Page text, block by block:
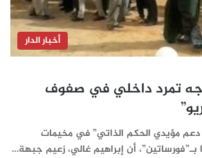
أخبار الدار
تمرد داخلي في صفوف
دعم مؤيدي الحكم الذاتي” في مخيمات
بـ”فورساتين”، أن إبراهيم غالي، زعيم جبهة…